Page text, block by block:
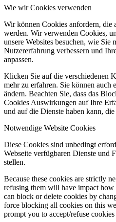
Wie wir Cookies verwenden
Wir können Cookies anfordern, die
werden. Wir verwenden Cookies,
unsere Websites besuchen, wie Sie
Nutzererfahrung verbessern und
anpassen.
Klicken Sie auf die verschiedenen
mehr zu erfahren. Sie können auch
ändern. Beachten Sie, dass das
Cookies Auswirkungen auf Ihre
und auf die Dienste haben kann,
Notwendige Website Cookies
Diese Cookies sind unbedingt
Webseite verfügbaren Dienste und
stellen.
Because these cookies are strictly
refusing them will have impact
can block or delete cookies by
force blocking all cookies on this
prompt you to accept/refuse